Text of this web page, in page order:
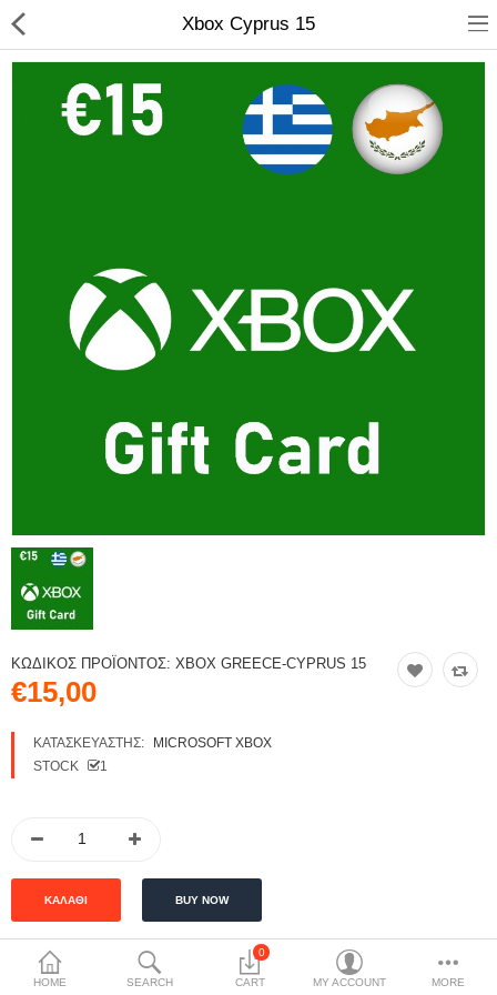
Compare
Λίστα Αγαπημένων
HOME SEARCH
0
CART MY ACCOUNT MORE
Xbox Cyprus 15
ΚΩΔΙΚΌΣ ΠΡΟΪΌΝΤΟΣ: XBOX GREECE-CYPRUS 15
€15,00
ΚΑΤΑΣΚΕΥΑΣΤΉΣ:
MICROSOFT XBOX
STOCK
1
ΠΕΡΙΓΡΑΦΉ